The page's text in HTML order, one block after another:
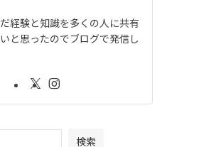
経験と知識を多くの人に共有
と思ったのでブログで発信し
検索